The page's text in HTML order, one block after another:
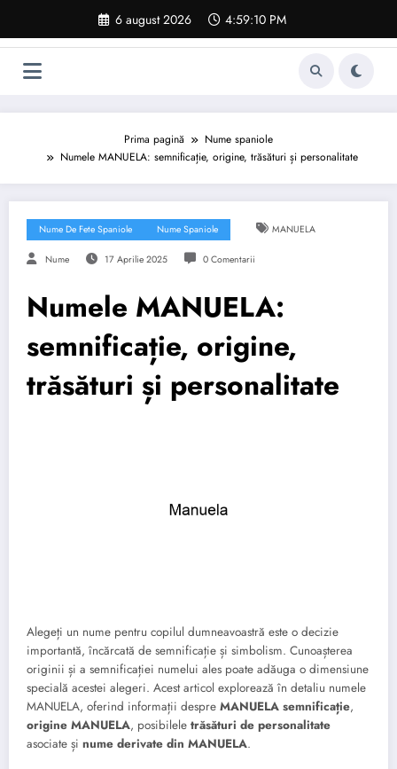
conținut
6 august 2026 4:59:11 PM
Prima pagină
Nume spaniole
Numele MANUELA: semnificație, origine, trăsături și personalitate
Nume De Fete Spaniole Nume Spaniole MANUELA
Nume 17 Aprilie 2025 0 Comentarii
Numele MANUELA:
semnificație, origine,
trăsături și personalitate
Alegeți un nume pentru copilul dumneavoastră este o decizie
importantă, încărcată de semnificație și simbolism. Cunoașterea
originii și a semnificației numelui ales poate adăuga o dimensiune
specială acestei alegeri. Acest articol explorează în detaliu numele
MANUELA, oferind informații despre MANUELA semnificație,
origine MANUELA, posibilele trăsături de personalitate
asociate și nume derivate din MANUELA.